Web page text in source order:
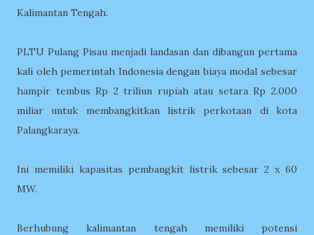
Kalimantan Tengah.
PLTU Pulang Pisau menjadi landasan dan dibangun pertama
kali oleh pemerintah Indonesia dengan biaya modal sebesar
hampir tembus Rp 2 triliun rupiah atau setara Rp 2.000
miliar untuk membangkitkan listrik perkotaan di kota
Palangkaraya.
Ini memiliki kapasitas pembangkit listrik sebesar 2 x 60
MW.
Berhubung kalimantan tengah memiliki potensi